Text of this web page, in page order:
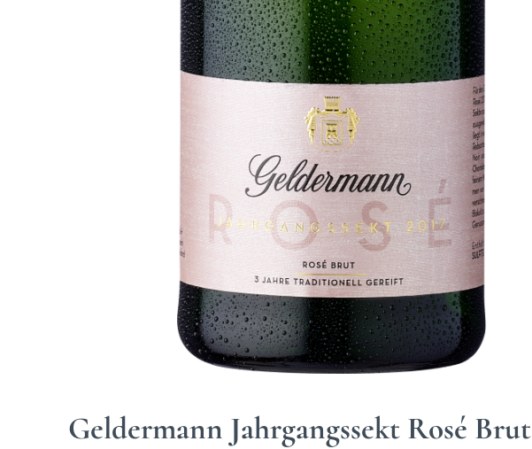
Geldermann Jahrgangssekt Rosé Brut